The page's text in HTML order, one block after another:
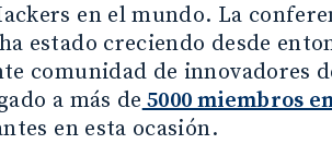
en el mundo. La
estado creciendo desde
comunidad de innovadores
a más de 5000 miembros
en esta ocasión.